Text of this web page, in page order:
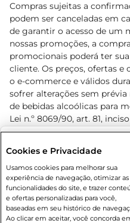
Rio de Janeiro (RJ)
Caso queira comprar online,
suas compras:
Compras sujeitas a
podem ser canceladas em
de garantir o acesso de um
nossas promoções, a
promocionais poderá ter
cliente. Os preços, ofertas e
o e-commerce e válidos
sofrer alterações sem
de bebidas alcoólicas para
Lei n.º 8069/90, art. 81,
Adolescente). Preços e
prévio. O valor mínimo para
80,00.
Cookies e Privacidade
Usamos cookies para melhorar sua
experiência de navegação, otimizar as
funcionalidades do site, e trazer
e ofertas personalizadas para você,
baseadas em seu histórico de
Ao clicar em aceitar, você concorda